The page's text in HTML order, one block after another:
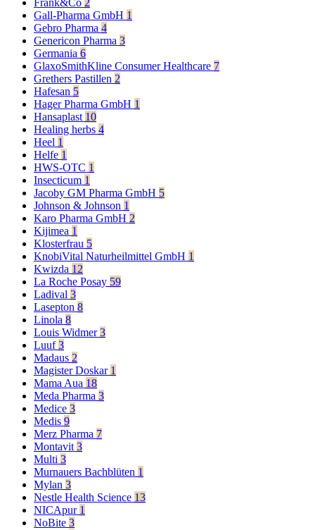
Frank&Co 2
Gall-Pharma GmbH 1
Gebro Pharma 4
Genericon Pharma 3
Germania 6
GlaxoSmithKline Consumer Healthcare 7
Grethers Pastillen 2
Hafesan 5
Hager Pharma GmbH 1
Hansaplast 10
Healing herbs 4
Heel 1
Helfe 1
HWS-OTC 1
Insecticum 1
Jacoby GM Pharma GmbH 5
Johnson & Johnson 1
Karo Pharma GmbH 2
Kijimea 1
Klosterfrau 5
KnobiVital Naturheilmittel GmbH 1
Kwizda 12
La Roche Posay 59
Ladival 3
Lasepton 8
Linola 8
Louis Widmer3
Luuf3
Madaus 2
Magister Doskar 1
Mama Aua 18
Meda Pharma 3
Medice 3
Medis 9
Merz Pharma 7
Montavit 3
Multi 3
Murnauers Bachblüten 1
Mylan 3
Nestle Health Science 13
NICApur 1
NoBite 3